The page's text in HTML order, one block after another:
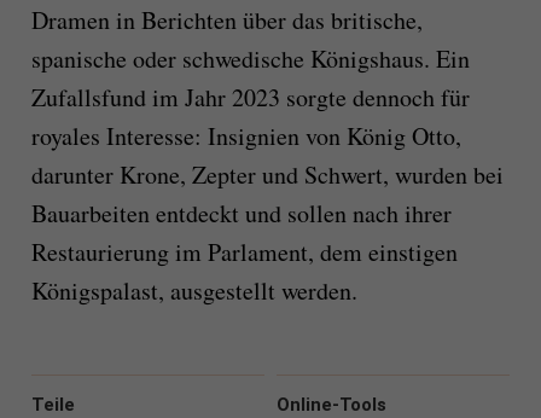
Dramen in Berichten über das britische,
spanische oder schwedische Königshaus. Ein
Zufallsfund im Jahr 2023 sorgte dennoch für
royales Interesse: Insignien von König Otto,
darunter Krone, Zepter und Schwert, wurden bei
Bauarbeiten entdeckt und sollen nach ihrer
Restaurierung im Parlament, dem einstigen
Königspalast, ausgestellt werden.
Online-Tools
Teile